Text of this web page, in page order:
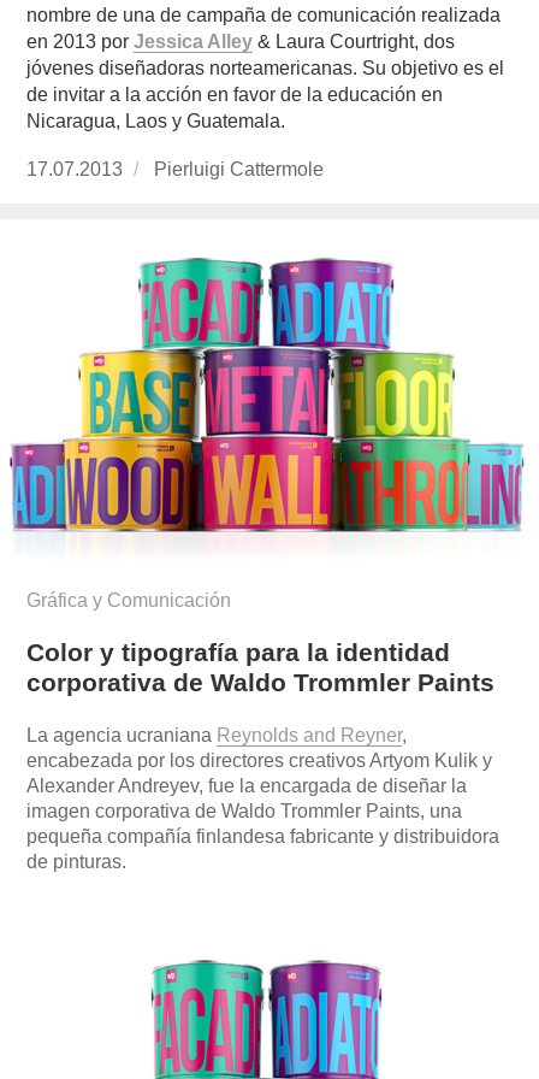
nombre de una de campaña de comunicación realizada
en 2013 porJessica Alley & Laura Courtright, dos
jóvenes diseñadoras norteamericanas. Su objetivo es el
de invitar a la acción en favor de la educación en
Nicaragua, Laos y Guatemala.
Publicado
17.07.2013
https://www.experimenta.es/author/pierluigi-
Pierluigi Cattermole
Gráfica y Comunicación
Color y tipografía para la identidad
corporativa de Waldo Trommler Paints
La agencia ucraniana Reynolds and Reyner,
encabezada por los directores creativos Artyom Kulik y
Alexander Andreyev, fue la encargada de diseñar la
imagen corporativa de Waldo Trommler Paints, una
pequeña compañía finlandesa fabricante y distribuidora
de pinturas.